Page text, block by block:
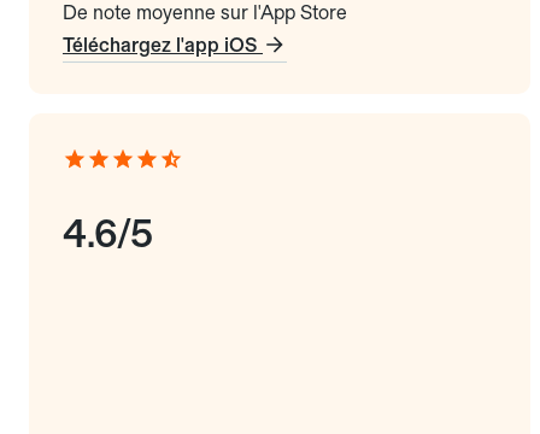
De note moyenne sur l'App Store
Téléchargez l'app iOS
4.6/5